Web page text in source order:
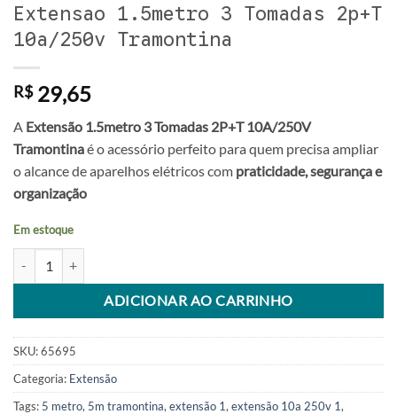
Extensao 1.5metro 3 Tomadas 2p+T
10a/250v Tramontina
R$29,65
A Extensão 1.5metro 3 Tomadas 2P+T 10A/250V
Tramontinaé o acessório perfeito para quem precisa ampliar
o alcance de aparelhos elétricos com praticidade, segurança e
organização
Em estoque
ADICIONAR AO CARRINHO
Alternative:
SKU:65695
Categoria: Extensão
Tags: 5 metro, 5m tramontina, extensão 1, extensão 10a 250v 1,